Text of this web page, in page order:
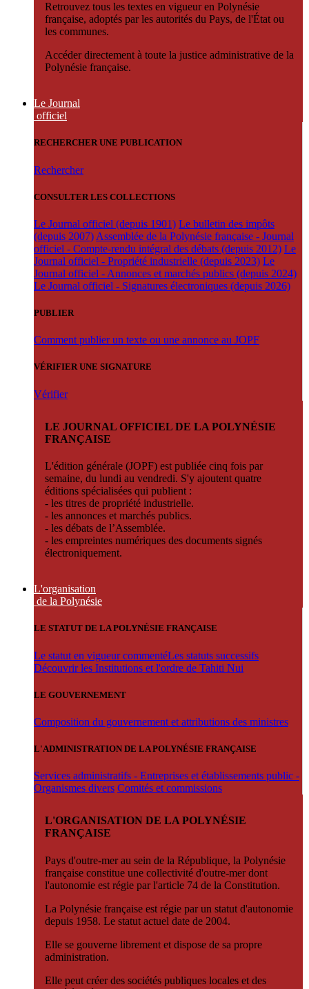
Retrouvez tous les textes en vigueur en Polynésie
française, adoptés par les autorités du Pays, de l'État ou
les communes.
Accéder directement à toute la justice administrative de la
Polynésie française.
Le Journal
officiel
RECHERCHER UNE PUBLICATION
Rechercher
CONSULTER LES COLLECTIONS
Le Journal officiel (depuis 1901) Le bulletin des impôts
(depuis 2007) Assemblée de la Polynésie française - Journal
officiel - Compte-rendu intégral des débats (depuis 2012) Le
Journal officiel - Propriété industrielle (depuis 2023) Le
Journal officiel - Annonces et marchés publics (depuis 2024)
Le Journal officiel - Signatures électroniques (depuis 2026)
PUBLIER
Comment publier un texte ou une annonce au JOPF
VÉRIFIER UNE SIGNATURE
Vérifier
LE JOURNAL OFFICIEL DE LA POLYNÉSIE
FRANÇAISE
L'édition générale (JOPF) est publiée cinq fois par
semaine, du lundi au vendredi. S'y ajoutent quatre
éditions spécialisées qui publient :
- les titres de propriété industrielle.
- les annonces et marchés publics.
- les débats de l’Assemblée.
- les empreintes numériques des documents signés
électroniquement.
L'organisation
de la Polynésie
LE STATUT DE LA POLYNÉSIE FRANÇAISE
Le statut en vigueur commentéLes statuts successifs
Découvrir les Institutions et l'ordre de Tahiti Nui
LE GOUVERNEMENT
Composition du gouvernement et attributions des ministres
L'ADMINISTRATION DE LA POLYNÉSIE FRANÇAISE
Services administratifs - Entreprises et établissements public -
Organismes divers Comités et commissions
L'ORGANISATION DE LA POLYNÉSIE
FRANÇAISE
Pays d'outre-mer au sein de la République, la Polynésie
française constitue une collectivité d'outre-mer dont
l'autonomie est régie par l'article 74 de la Constitution.
La Polynésie française est régie par un statut d'autonomie
depuis 1958. Le statut actuel date de 2004.
Elle se gouverne librement et dispose de sa propre
administration.
Elle peut créer des sociétés publiques locales et des